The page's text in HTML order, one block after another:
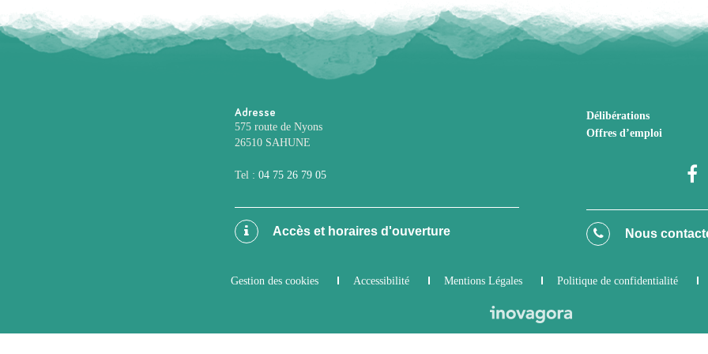
Adresse
575 route de Nyons
26510 SAHUNE
Tel : 04 75 26 79 05
Accès et horaires d'ouverture
Délibérations
Offres d’emploi
Nous
Gestion des cookies Accessibilité Mentions Légales Politique de confidentialité